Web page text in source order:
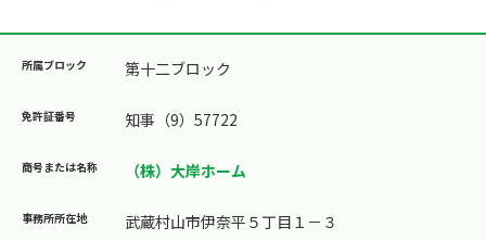
第十二ブロック
知事（9）57722
（株）大岸ホーム
武蔵村山市伊奈平５丁目１－３